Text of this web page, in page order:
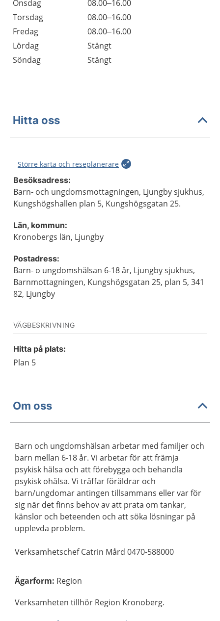
Onsdag
08.00–16.00
Torsdag
08.00–16.00
Fredag
08.00–16.00
Lördag
Stängt
Söndag
Stängt
Hitta oss
Större karta och reseplanerare
Besöksadress:
Barn- och ungdomsmottagningen, Ljungby sjukhus,
Kungshögshallen plan 5, Kungshögsgatan 25.
Län, kommun:
Kronobergs län, Ljungby
Postadress:
Barn- o ungdomshälsan 6-18 år, Ljungby sjukhus,
Barnmottagningen, Kungshögsgatan 25, plan 5, 341
82, Ljungby
VÄGBESKRIVNING
Hitta på plats:
Plan 5
Om oss
Barn och ungdomshälsan arbetar med familjer och
barn mellan 6-18 år. Vi arbetar för att främja
psykisk hälsa och att förebygga och behandla
psykisk ohälsa. Vi träffar föräldrar och
barn/ungdomar antingen tillsammans eller var för
sig när det finns behov av att prata om tankar,
känslor och beteenden och att söka lösningar på
upplevda problem.
Verksamhetschef Catrin Mård 0470-588000
Ägarform: Region
Verksamheten tillhör Region Kronoberg.